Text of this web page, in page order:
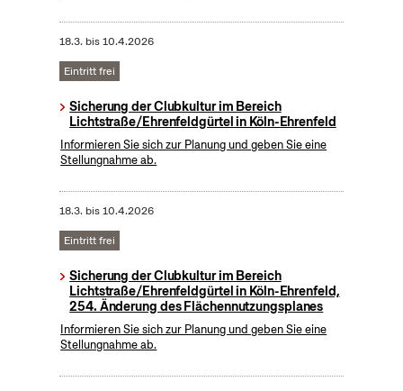
18.3. bis10.4.2026
Eintritt frei
Sicherung der Clubkultur im Bereich
Lichtstraße/Ehrenfeldgürtel in Köln-Ehrenfeld
Informieren Sie sich zur Planung und geben Sie eine
Stellungnahme ab.
18.3. bis10.4.2026
Eintritt frei
Sicherung der Clubkultur im Bereich
Lichtstraße/Ehrenfeldgürtel in Köln-Ehrenfeld,
254. Änderung des Flächennutzungsplanes
Informieren Sie sich zur Planung und geben Sie eine
Stellungnahme ab.